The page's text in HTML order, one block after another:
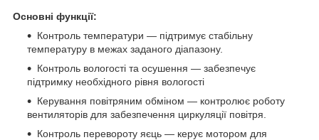
Основні функції:
Контроль температури — підтримує стабільну
температуру в межах заданого діапазону.
Контроль вологості та осушення — забезпечує
підтримку необхідного рівня вологості
Керування повітряним обміном — контролює роботу
вентиляторів для забезпечення циркуляції повітря.
Контроль перевороту яєць — керує мотором для